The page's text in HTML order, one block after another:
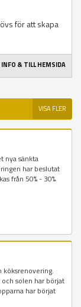
för att skapa
INFO & TILL HEMSIDA
VISA FLER
nya sänkta
har beslutat
från 50% - 30%
köksrenovering.
solen har börjat
har börjat